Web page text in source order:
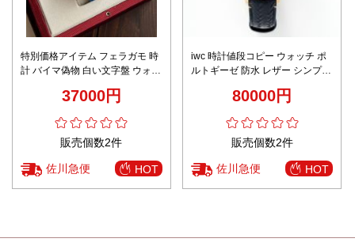
特別価格アイテム フェラガモ 時
計 バイマ偽物 白い文字盤 ウォッ
兼用 ブルー37000円
販売個数2件
佐川急便 HOT
iwc 時計値段コピー ウォッチ ポ
ルトギーゼ 防水 レザー シンプル
80000円
販売個数2件
佐川急便 HOT